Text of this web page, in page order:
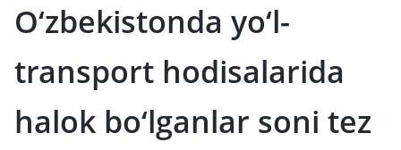
O‘zbekistonda yo‘l-
transport hodisalarida
halok bo‘lganlar soni tez